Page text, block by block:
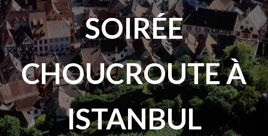
SOIRÉE
CHOUCROUTE À
ISTANBUL